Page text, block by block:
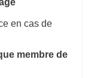
en cas de
membre de